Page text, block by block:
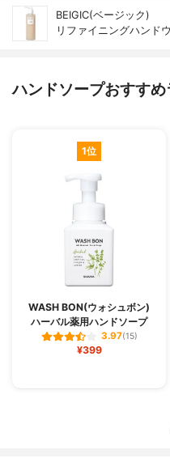
BEIGIC(ベージック)
リファイニングハンド
ハンドソープおすす
1位
WASH BON(ウォシュボン)
ハーバル薬用ハンドソープ
3.97(15)
¥399